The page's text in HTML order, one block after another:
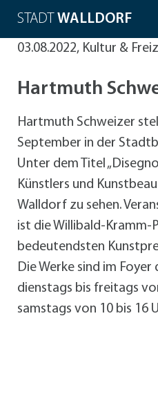
STADT WALLDORF
03.08.2022, Kultur &
Hartmuth
Hartmuth Schweizer
September in der
Unter dem Titel
Künstlers und
Walldorf zu sehen.
ist die Willibald-Kramm-
bedeutendsten
Die Werke sind im
dienstags bis freitags
samstags von 10 bis 16